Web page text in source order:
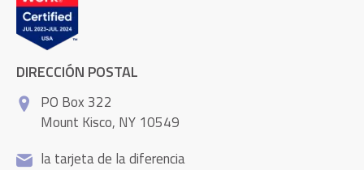
DIRECCIÓN POSTAL
PO Box 322
Mount Kisco, NY 10549
la tarjeta de la diferencia